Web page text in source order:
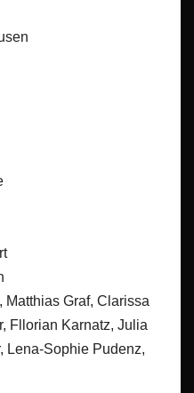
Matthias Graf, Clarissa
Fllorian Karnatz, Julia
Lena-Sophie Pudenz,